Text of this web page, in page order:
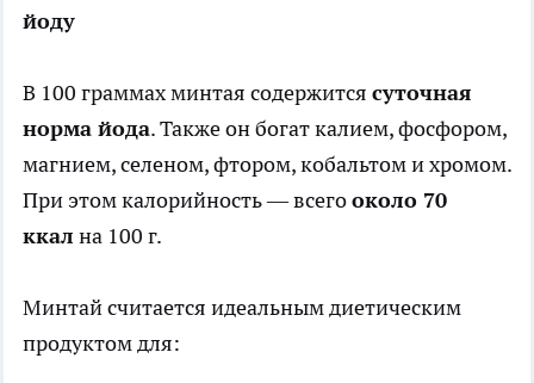
йоду
В 100 граммах минтая содержится суточная
норма йода. Также он богат калием, фосфором,
магнием, селеном, фтором, кобальтом и хромом.
При этом калорийность — всегооколо 70
ккал на 100 г.
Минтай считается идеальным диетическим
продуктом для: